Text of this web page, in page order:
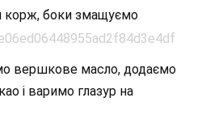
корж, боки змащуємо
вершкове масло, додаємо
і варимо глазур на